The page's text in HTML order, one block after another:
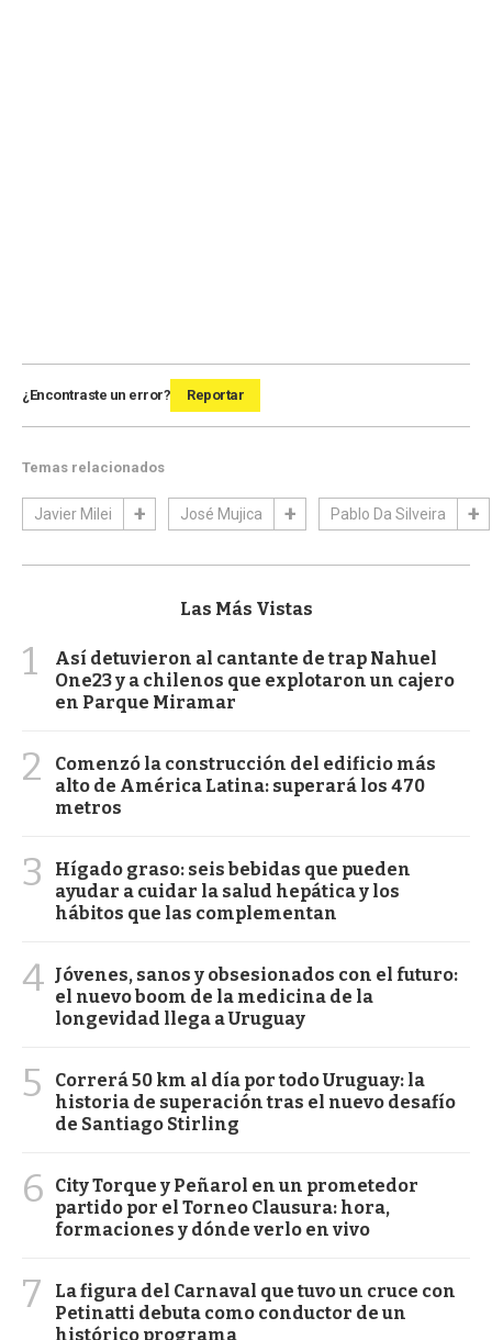
¿Encontraste un error? Reportar
Temas relacionados
Javier Milei José Mujica Pablo Da Silveira
Las Más Vistas
1
Así detuvieron al cantante de trap Nahuel
One23 y a chilenos que explotaron un cajero
en Parque Miramar
2
Comenzó la construcción del edificio más
alto de América Latina: superará los 470
metros
3
Hígado graso: seis bebidas que pueden
ayudar a cuidar la salud hepática y los
hábitos que las complementan
4 Jóvenes, sanos y obsesionados con el futuro:
el nuevo boom de la medicina de la
longevidad llega a Uruguay
5
Correrá 50 km al día por todo Uruguay: la
historia de superación tras el nuevo desafío
de Santiago Stirling
6
City Torque y Peñarol en un prometedor
partido por el Torneo Clausura: hora,
formaciones y dónde verlo en vivo
7
La figura del Carnaval que tuvo un cruce con
Petinatti debuta como conductor de un
histórico programa